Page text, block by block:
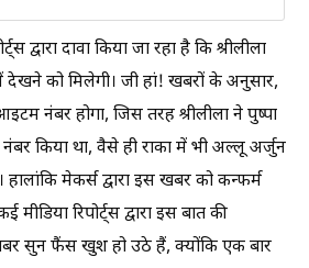
द्वारा दावा किया जा रहा है कि श्रीलीला
को मिलेगी। जी हां! खबरों के अनुसार,
नंबर होगा, जिस तरह श्रीलीला ने पुष्पा
किया था, वैसे ही राका में भी अल्लू अर्जुन
मेकर्स द्वारा इस खबर को कन्फर्म
रिपोर्ट्स द्वारा इस बात की
सुन फैंस खुश हो उठे हैं, क्योंकि एक बार